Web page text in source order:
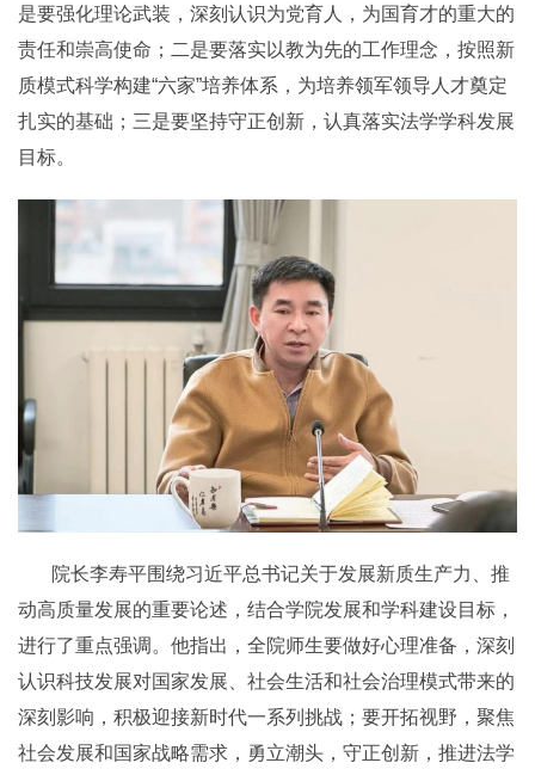
是要强化理论武装，深刻认识为党育人，为国育才的重大的
责任和崇高使命；二是要落实以教为先的工作理念，按照新
质模式科学构建“六家”培养体系，为培养领军领导人才奠定
扎实的基础；三是要坚持守正创新，认真落实法学学科发展
目标。
院长李寿平围绕习近平总书记关于发展新质生产力、推
动高质量发展的重要论述，结合学院发展和学科建设目标，
进行了重点强调。他指出，全院师生要做好心理准备，深刻
认识科技发展对国家发展、社会生活和社会治理模式带来的
深刻影响，积极迎接新时代一系列挑战；要开拓视野，聚焦
社会发展和国家战略需求，勇立潮头，守正创新，推进法学